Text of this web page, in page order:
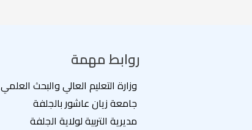
روابط مهمة
وزارة التعليم العالي والبحث العلمي
جامعة زيان عاشور بالجلفة
مديرية التربية لولاية الجلفة